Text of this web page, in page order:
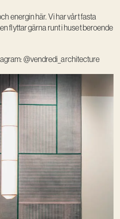
energin här. Vi har vårt fasta
flyttar gärna runt i huset beroende
@vendredi_architecture